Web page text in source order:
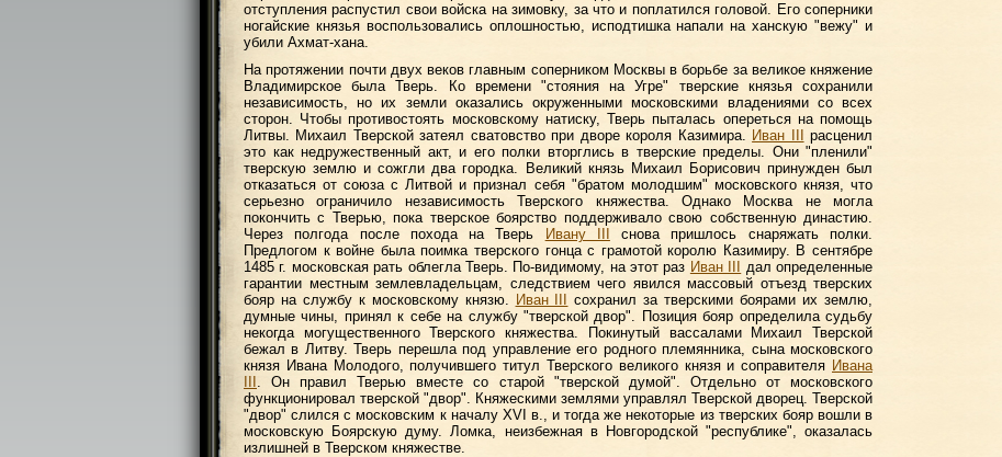
отступления распустил свои войска на зимовку, за что и поплатился головой. Его соперники
ногайские князья воспользовались оплошностью, исподтишка напали на ханскую "вежу" и
убили Ахмат-хана.
На протяжении почти двух веков главным соперником Москвы в борьбе за великое княжение
Владимирское была Тверь. Ко времени "стояния на Угре" тверские князья сохранили
независимость, но их земли оказались окруженными московскими владениями со всех
сторон. Чтобы противостоять московскому натиску, Тверь пыталась опереться на помощь
Литвы. Михаил Тверской затеял сватовство при дворе короля Казимира. Иван III
расценил
это как недружественный акт, и его полки вторглись в тверские пределы. Они "пленили"
тверскую землю и сожгли два городка. Великий князь Михаил Борисович принужден был
отказаться от союза с Литвой и признал себя "братом молодшим" московского князя, что
серьезно ограничило независимость Тверского княжества. Однако Москва не могла
покончить с Тверью, пока тверское боярство поддерживало свою собственную династию.
Через полгода после похода на Тверь
Ивану III
снова пришлось снаряжать полки.
Предлогом к войне была поимка тверского гонца с грамотой королю Казимиру. В сентябре
1485 г. московская рать облегла Тверь. По-видимому, на этот раз Иван III
дал определенные
гарантии местным землевладельцам, следствием чего явился массовый отъезд тверских
бояр на службу к московскому князю. Иван III
сохранил за тверскими боярами их землю,
думные чины, принял к себе на службу "тверской двор". Позиция бояр определила судьбу
некогда могущественного Тверского княжества. Покинутый вассалами Михаил Тверской
бежал в Литву. Тверь перешла под управление его родного племянника, сына московского
князя Ивана Молодого, получившего титул Тверского великого князя и соправителя Ивана
. Он правил Тверью вместе со старой "тверской думой". Отдельно от московского
функционировал тверской "двор". Княжескими землями управлял Тверской дворец. Тверской
"двор" слился с московским к началу XVI в., и тогда же некоторые из тверских бояр вошли в
московскую Боярскую думу. Ломка, неизбежная в Новгородской "республике", оказалась
излишней в Тверском княжестве.